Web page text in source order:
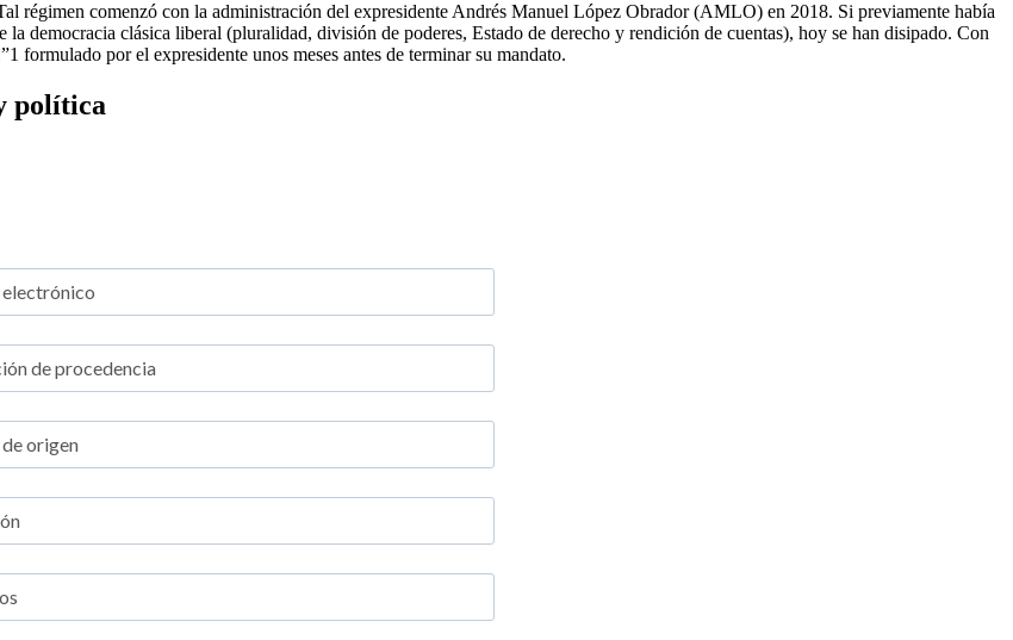
régimen comenzó con la administración del expresidente Andrés Manuel López Obrador (AMLO) en 2018. Si previamente había
democracia clásica liberal (pluralidad, división de poderes, Estado de derecho y rendición de cuentas), hoy se han disipado. Con
formulado por el expresidente unos meses antes de terminar su mandato.
política